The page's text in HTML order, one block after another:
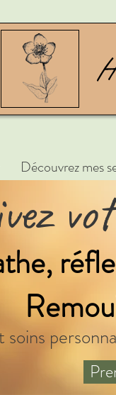
Découvrez mes
soins